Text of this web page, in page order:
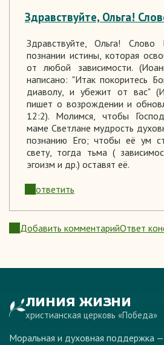
Здравствуйте, Ольга!
Здравствуйте, Ольга!
познании истины, которая
от любой зависимости.
написано: "Итак покоритесь
диаволу, и убежит от вас"
пишет о возрождении и
12:2). Молимся, чтобы
маме Светлане мудрость
познанию Его; чтобы её ум
свету, тогда тьма (
эгоизм и др.) оставят её.
ответить
Добавить комментарийОтвет
ЛИНИЯ ЖИЗНИ
христианская церковь «Победа»
Моральная и духовная поддержка —